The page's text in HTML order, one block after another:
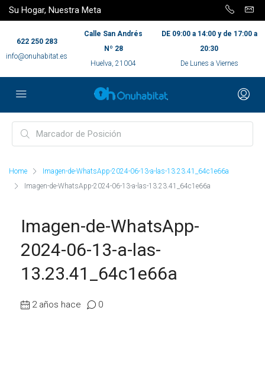
Su Hogar, Nuestra Meta
622 250 283
info@onuhabitat.es
Calle San Andrés
Nº 28
Huelva, 21004
DE 09:00 a 14:00 y de 17:00 a
20:30
De Lunes a Viernes
Home
Imagen-de-WhatsApp-2024-06-13-a-las-13.23.41_64c1e66a
Imagen-de-WhatsApp-2024-06-13-a-las-13.23.41_64c1e66a
Imagen-de-WhatsApp-
2024-06-13-a-las-
13.23.41_64c1e66a
2 años hace 0